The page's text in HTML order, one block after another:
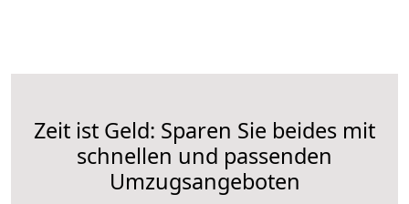
Zeit ist Geld: Sparen Sie beides mit
schnellen und passenden
Umzugsangeboten